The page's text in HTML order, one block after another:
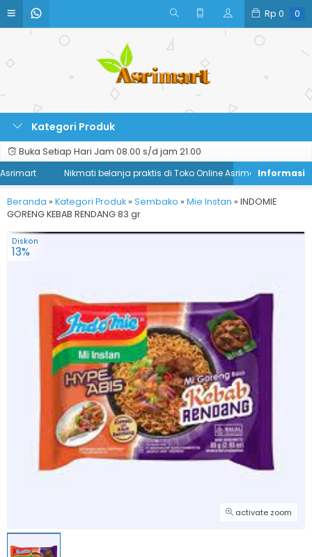
Rp 0 0
Kategori Produk
Buka Setiap Hari Jam 08.00 s/d jam 21.00
Nikmati belanja praktis di Toko Online Asrimart
Beranda » Kategori Produk » Sembako » Mie Instan » INDOMIE
GORENG KEBAB RENDANG 83 gr
activate zoom
Diskon
13%